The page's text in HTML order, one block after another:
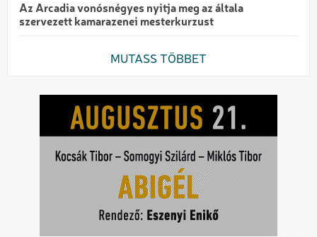
Az Arcadia vonósnégyes nyitja meg az általa
szervezett kamarazenei mesterkurzust
MUTASS TÖBBET